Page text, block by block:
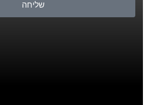
שליחה